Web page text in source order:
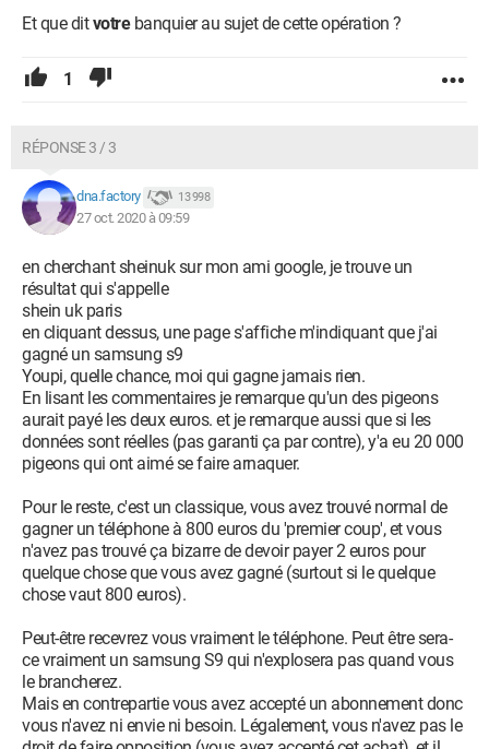
Et que ditvotre banquier au sujet de cette opération ?
1
RÉPONSE 3 / 3
dna.factory 13 998
27 oct. 2020 à 09:59
en cherchant sheinuk sur mon ami google, je trouve un
résultat qui s'appelle
shein uk paris
en cliquant dessus, une page s'affiche m'indiquant que j'ai
gagné un samsung s9
Youpi, quelle chance, moi qui gagne jamais rien.
En lisant les commentaires je remarque qu'un des pigeons
aurait payé les deux euros. et je remarque aussi que si les
données sont réelles (pas garanti ça par contre), y'a eu 20 000
pigeons qui ont aimé se faire arnaquer.
Pour le reste, c'est un classique, vous avez trouvé normal de
gagner un téléphone à 800 euros du 'premier coup', et vous
n'avez pas trouvé ça bizarre de devoir payer 2 euros pour
quelque chose que vous avez gagné (surtout si le quelque
chose vaut 800 euros).
Peut-être recevrez vous vraiment le téléphone. Peut être sera-
ce vraiment un samsung S9 qui n'explosera pas quand vous
le brancherez.
Mais en contrepartie vous avez accepté un abonnement donc
vous n'avez ni envie ni besoin. Légalement, vous n'avez pas le